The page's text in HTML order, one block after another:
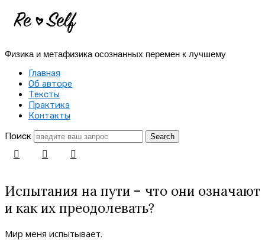
Re-
|
Создай
себя
заново
Физика и метафизика осознанных перемен к лучшему
Главная
Об авторе
Тексты
Практика
Контакты
Поиск
Испытания на пути – что они означают
и как их преодолевать?
Мир меня испытывает.